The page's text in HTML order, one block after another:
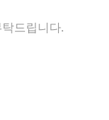
드립니다.